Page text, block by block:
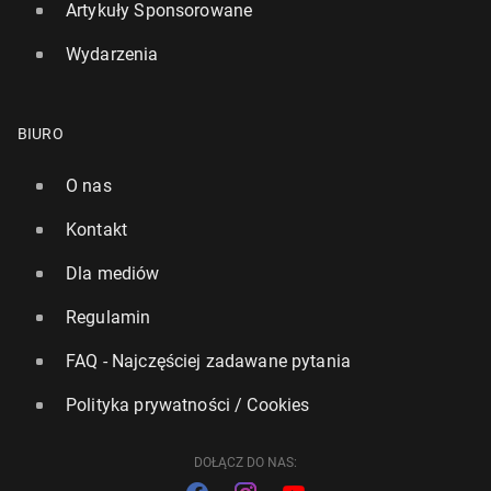
ny
Artykuły Sponsorowane
Wydarzenia
BIURO
O nas
Kontakt
Dla mediów
Regulamin
FAQ - Najczęściej zadawane pytania
Polityka prywatności / Cookies
DOŁĄCZ DO NAS: